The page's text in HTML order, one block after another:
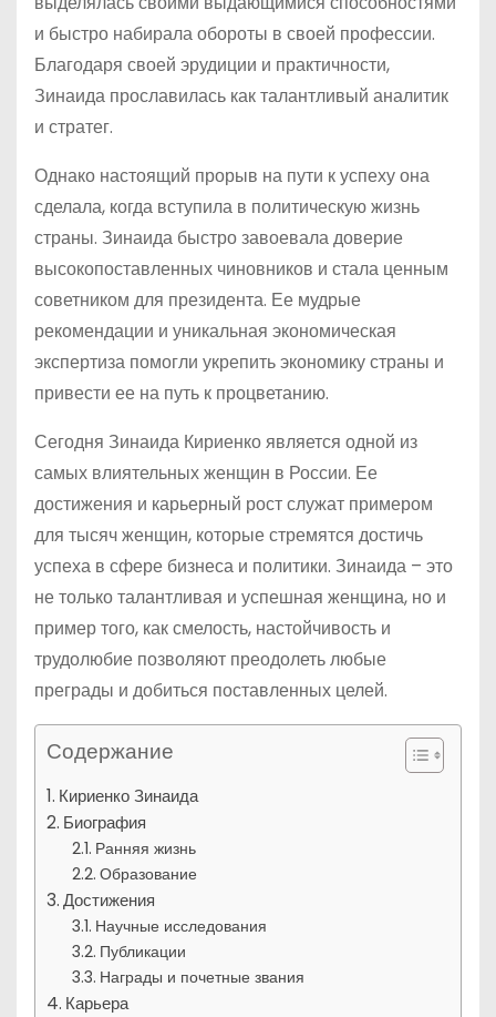
и быстро набирала обороты в своей профессии.
Благодаря своей эрудиции и практичности,
Зинаида прославилась как талантливый аналитик
и стратег.
Однако настоящий прорыв на пути к успеху она
сделала, когда вступила в политическую жизнь
страны. Зинаида быстро завоевала доверие
высокопоставленных чиновников и стала ценным
советником для президента. Ее мудрые
рекомендации и уникальная экономическая
экспертиза помогли укрепить экономику страны и
привести ее на путь к процветанию.
Сегодня Зинаида Кириенко является одной из
самых влиятельных женщин в России. Ее
достижения и карьерный рост служат примером
для тысяч женщин, которые стремятся достичь
успеха в сфере бизнеса и политики. Зинаида – это
не только талантливая и успешная женщина, но и
пример того, как смелость, настойчивость и
трудолюбие позволяют преодолеть любые
преграды и добиться поставленных целей.
Содержание
Кириенко Зинаида
Биография
Ранняя жизнь
Образование
Достижения
Научные исследования
Публикации
Награды и почетные звания
Карьера